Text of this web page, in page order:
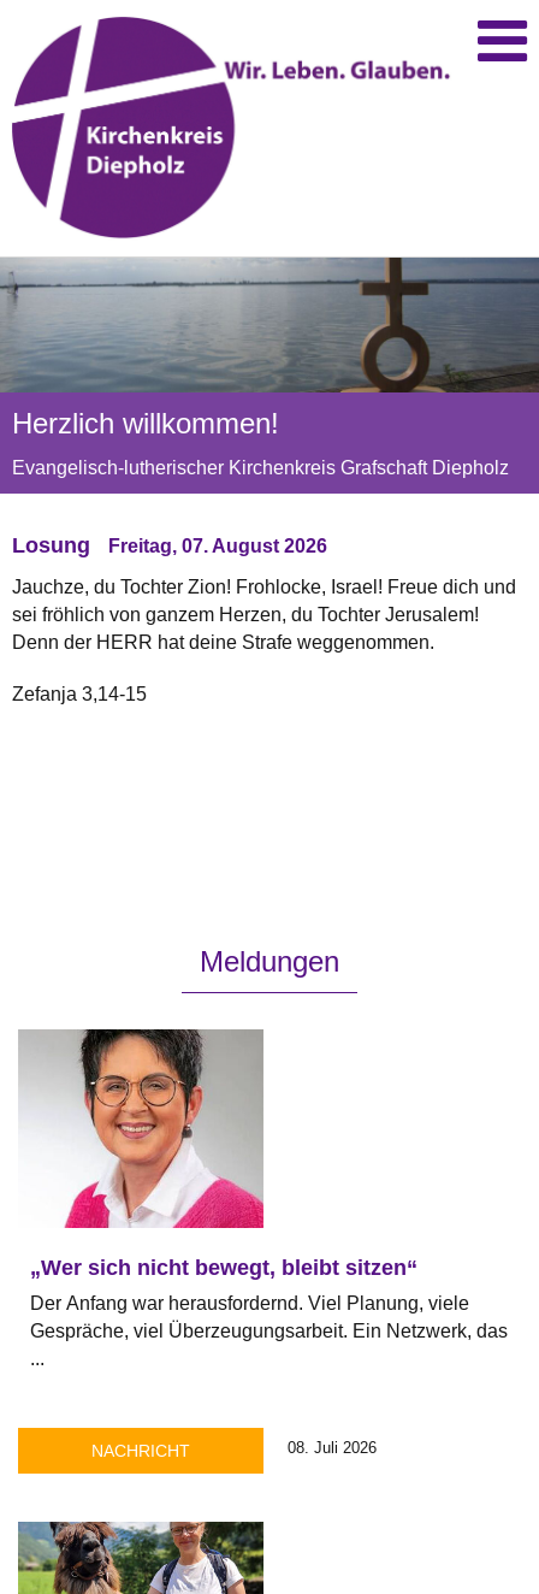
Herzlich willkommen!
Evangelisch-lutherischer Kirchenkreis Grafschaft Diepholz
Losung
Freitag, 07. August 2026
Jauchze, du Tochter Zion! Frohlocke, Israel! Freue dich und
sei fröhlich von ganzem Herzen, du Tochter Jerusalem!
Denn der HERR hat deine Strafe weggenommen.
Zefanja 3,14-15
Meldungen
„Wer sich nicht bewegt, bleibt sitzen“
Der Anfang war herausfordernd. Viel Planung, viele
Gespräche, viel Überzeugungsarbeit. Ein Netzwerk, das
...
NACHRICHT 08. Juli 2026